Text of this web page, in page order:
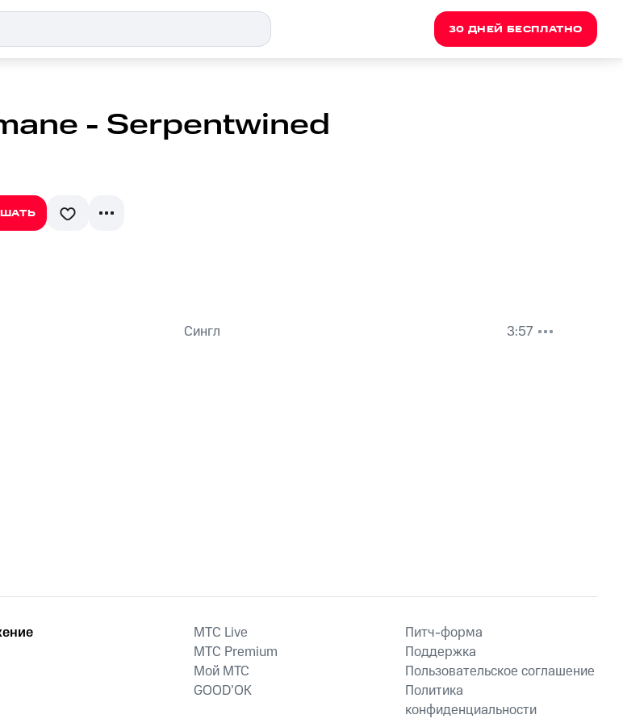
30 ДНЕЙ БЕСПЛАТНО
- Serpentwined
Сингл 3:57
MTС Live
MTС Premium
Мой МТС
GOOD’OK
Питч-форма
Поддержка
Пользовательское соглашение
Политика
конфиденциальности